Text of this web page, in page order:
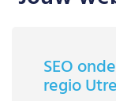
SEO
regio